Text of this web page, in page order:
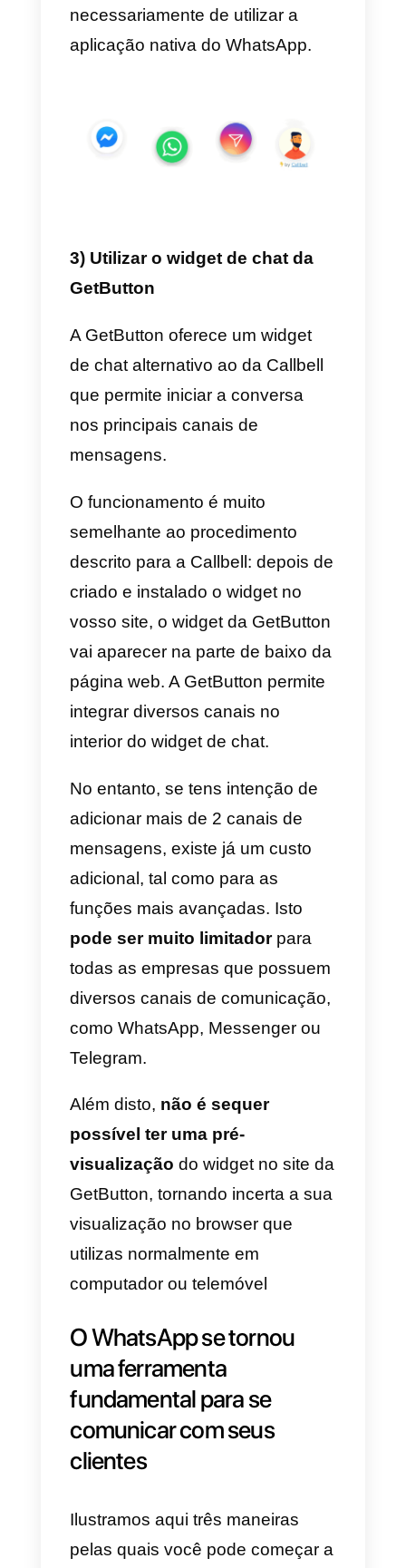
conversa através de um
simples clique, canalizando
mensagens instantâneas que
prefiram.
conta gratuitana Callbell, criar o
vossowidget personalizado
poucos cliques e instalá-lo no
vosso site através do WordPress
ou Google Tag Manager. Podes
configurar o widget de modo a
ou telemóveisou em ambas as
tipologias de dispositivos.
Feito isto, o widget vai aparecer
na margem inferior da página do
vosso site (com opção à direita
ou esquerda do ecrã) e dará ao
vosso público a possibilidade de
iniciar uma conversa convosco
clicando no botão de WhatsApp.
Nota:na Callbell, poderão ainda
escolher criar uma página
WhatsApp Business ou integrar
uma existente e gerir as vossas
mensagens recebidas
diretamente a partir da
plataforma, sem ter
necessariamente de utilizar a
aplicação nativa do WhatsApp.
3) Utilizar o widget de chat da
GetButton
A GetButton oferece um widget